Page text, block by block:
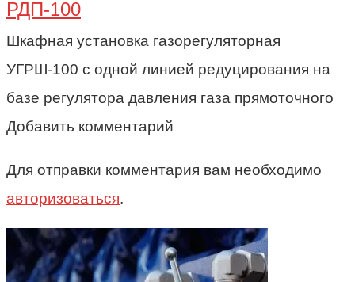
РДП-100
Шкафная установка газорегуляторная
УГРШ-100 с одной линией редуцирования на
базе регулятора давления газа прямоточного
Добавить комментарий
Для отправки комментария вам необходимо
авторизоваться.